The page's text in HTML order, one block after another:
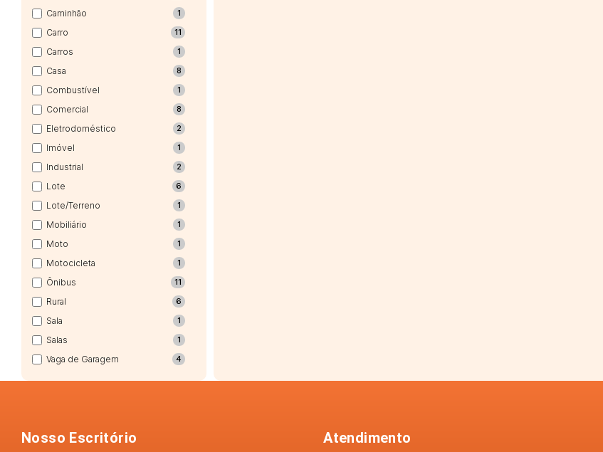
Caminhão 1
Carro 11
Carros 1
Casa 8
Combustível 1
Comercial 8
Eletrodoméstico 2
Imóvel 1
Industrial 2
Lote 6
Lote/Terreno 1
Mobiliário 1
Moto 1
Motocicleta 1
Ônibus 11
Rural 6
Sala 1
Salas 1
Vaga de Garagem 4
Nosso Escritório Atendimento